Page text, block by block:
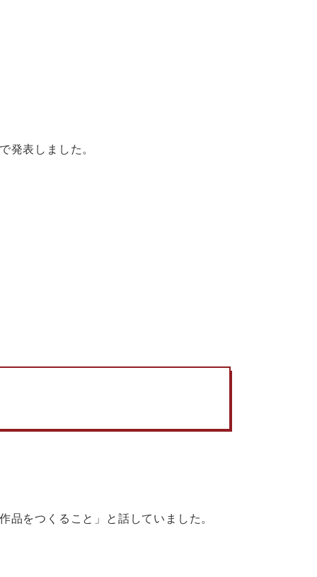
発表しました。
をつくること」と話していました。